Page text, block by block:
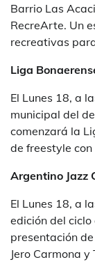
Barrio Las
RecreArte. Un
recreativas
Liga
El Lunes 18, a
municipal del
comenzará la
de freestyle
Argentino Jazz
El Lunes 18, a
edición del ciclo
presentación
Jero Carmona